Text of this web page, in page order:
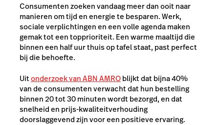
Consumenten zoeken vandaag meer dan ooit naar
manieren om tijd en energie te besparen. Werk,
sociale verplichtingen en een volle agenda maken
gemak tot een topprioriteit. Een warme maaltijd die
binnen een half uur thuis op tafel staat, past perfect
bij die behoefte.
Uitonderzoek van ABN AMROblijkt dat bijna 40%
van de consumenten verwacht dat hun bestelling
binnen 20 tot 30 minuten wordt bezorgd, en dat
snelheid en prijs-kwaliteitverhouding
doorslaggevend zijn voor een positieve ervaring.